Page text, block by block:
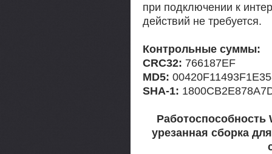
при подключении к
действий не требуется.
Контрольные суммы:
CRC32: 766187EF
MD5:
SHA-1:
Работоспособность
урезанная сборка